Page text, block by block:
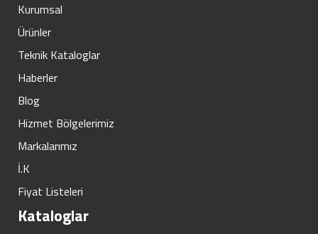
Kurumsal
Ürünler
Teknik Kataloglar
Haberler
Blog
Hizmet Bölgelerimiz
Markalarımız
İ.K
Fiyat Listeleri
Kataloglar